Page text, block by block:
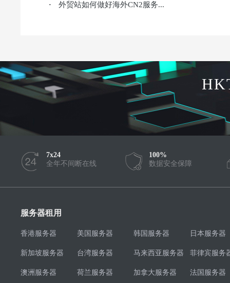
· 外贸站如何做好海外CN2服务...
7x24
全年不间断在线
100%
数据安全保障
服务器租用
香港服务器 美国服务器 韩国服务器 日本服务器
新加坡服务器 台湾服务器 马来西亚服务器 菲律宾服务
澳洲服务器 荷兰服务器 加拿大服务器 法国服务器